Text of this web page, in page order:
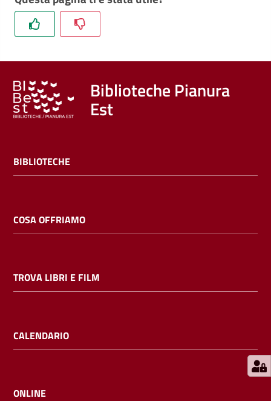
libri
Calendario
Bambini
e
E
m
i
b
Biblioteche Pianura
Est
BIBLIOTECHE
COSA OFFRIAMO
TROVA LIBRI E FILM
CALENDARIO
ONLINE